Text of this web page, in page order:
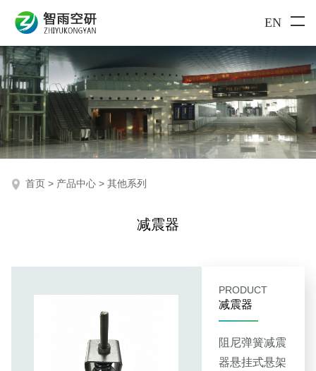
EN
首页 > 产品中心 > 其他系列
减震器
PRODUCT
减震器
阻尼弹簧减震
器悬挂式悬架